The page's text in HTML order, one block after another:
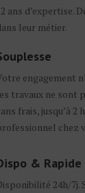
ans d’expertise.
leur métier.
engagement
travaux ne sont
frais, jusqu’à 2
chez
& Rapide
24h/7j.